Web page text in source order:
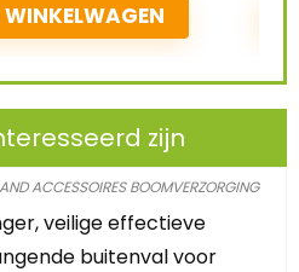
zijn
ACCESSOIRES BOOMVERZORGING
veilige effectieve
buitenval voor